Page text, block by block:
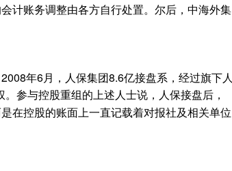
计账务调整由各方自行处置。尔后，中海外集
年6月，人保集团8.6亿接盘系，经过旗下人
参与控股重组的上述人士说，人保接盘后，
在控股的账面上一直记载着对报社及相关单位